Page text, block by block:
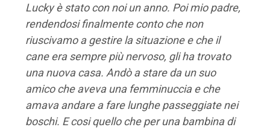
Lucky è stato con noi un anno. Poi mio padre,
rendendosi finalmente conto che non
riuscivamo a gestire lasituazione e che il
cane era sempre più nervoso, gli ha trovato
una nuova casa. Andò a stare da un suo
amico che aveva una femminuccia e che
amava andare a fare lunghe passeggiate nei
boschi. E cosi quello che per una bambina di